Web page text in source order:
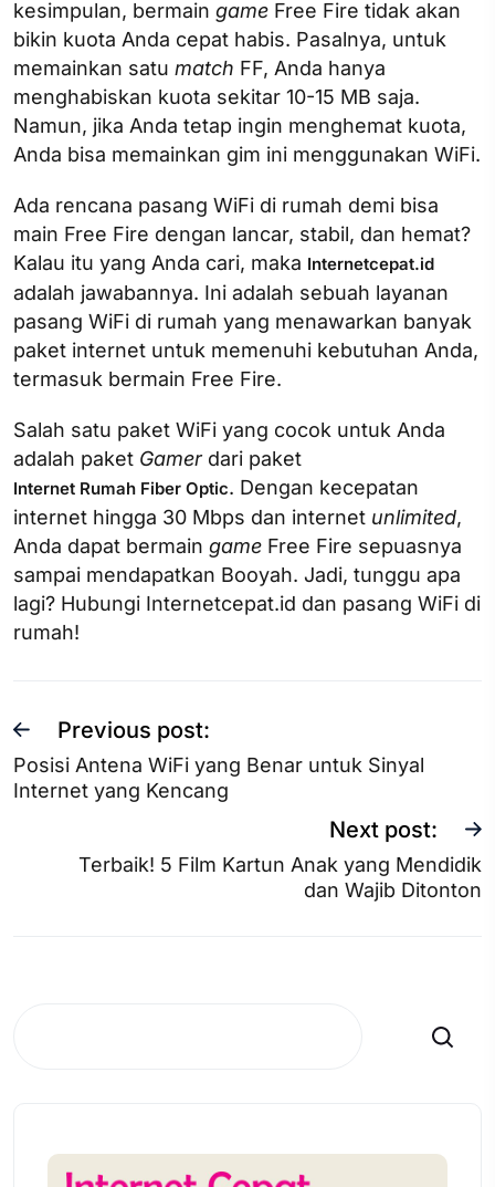
kesimpulan, bermain game Free Fire tidak akan
bikin kuota Anda cepat habis. Pasalnya, untuk
memainkan satu match FF, Anda hanya
menghabiskan kuota sekitar 10-15 MB saja.
Namun, jika Anda tetap ingin menghemat kuota,
Anda bisa memainkan gim ini menggunakan WiFi.
Ada rencana pasang WiFi di rumah demi bisa
main Free Fire dengan lancar, stabil, dan hemat?
Kalau itu yang Anda cari, maka Internetcepat.id
adalah jawabannya. Ini adalah sebuah layanan
pasang WiFi di rumah yang menawarkan banyak
paket internet untuk memenuhi kebutuhan Anda,
termasuk bermain Free Fire.
Salah satu paket WiFi yang cocok untuk Anda
adalah paket Gamer dari paket
Internet Rumah Fiber Optic. Dengan kecepatan
internet hingga 30 Mbps dan internet unlimited,
Anda dapat bermain game Free Fire sepuasnya
sampai mendapatkan Booyah. Jadi, tunggu apa
lagi? Hubungi Internetcepat.id dan pasang WiFi di
rumah!
Previous post:
Posisi Antena WiFi yang Benar untuk Sinyal
Internet yang Kencang
Next post:
Terbaik! 5 Film Kartun Anak yang Mendidik
dan Wajib Ditonton
Search